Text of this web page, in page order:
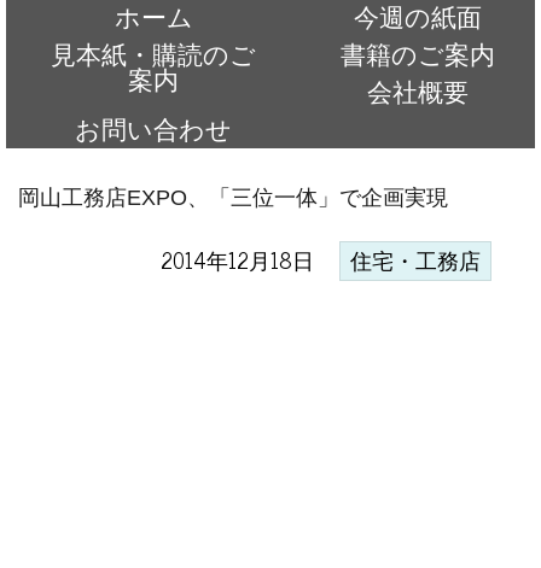
ホーム
今週の紙面
見本紙・購読のご
案内
書籍のご案内
会社概要
お問い合わせ
岡山工務店EXPO、「三位一体」で企画実現
2014年12月18日 住宅・工務店